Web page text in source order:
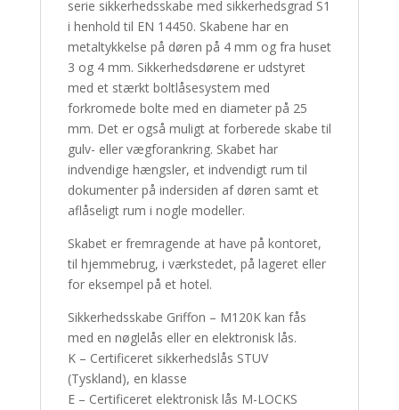
serie sikkerhedsskabe med sikkerhedsgrad S1
i henhold til EN 14450. Skabene har en
metaltykkelse på døren på 4 mm og fra huset
3 og 4 mm. Sikkerhedsdørene er udstyret
med et stærkt boltlåsesystem med
forkromede bolte med en diameter på 25
mm. Det er også muligt at forberede skabe til
gulv- eller vægforankring. Skabet har
indvendige hængsler, et indvendigt rum til
dokumenter på indersiden af ​​døren samt et
aflåseligt rum i nogle modeller.
Skabet er fremragende at have på kontoret,
til hjemmebrug, i værkstedet, på lageret eller
for eksempel på et hotel.
Sikkerhedsskabe Griffon – M120K kan fås
med en nøglelås eller en elektronisk lås.
K – Certificeret sikkerhedslås STUV
(Tyskland), en klasse
E – Certificeret elektronisk lås M-LOCKS